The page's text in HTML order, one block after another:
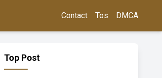
Contact Tos DMCA
Top Post